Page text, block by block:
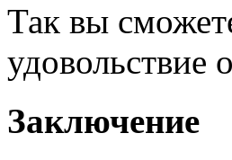
Так вы
удовольствие
Заключение